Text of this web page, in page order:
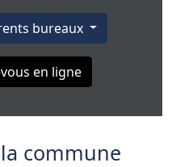
bureaux
en ligne
commune